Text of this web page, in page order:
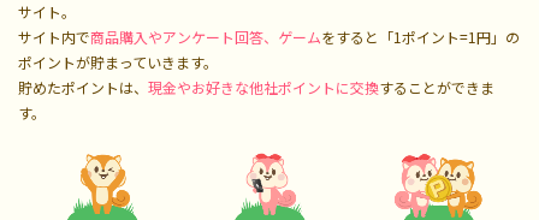
サイト。
サイト内で商品購入やアンケート回答、ゲームをすると「1ポイント=1円」の
ポイントが貯まっていきます。
貯めたポイントは、 現金やお好きな他社ポイントに交換することができま
す。